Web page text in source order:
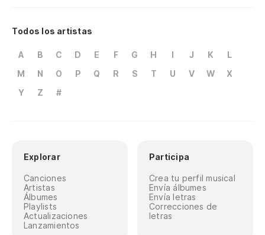
Todos los artistas
A B C D E F G H I J K
L
M
N O P Q R S T U V W
X
Y
Z #
Explorar
Canciones
Artistas
Álbumes
Playlists
Actualizaciones
Lanzamientos
Participa
Crea tu perfil musical
Envía álbumes
Envía letras
Correcciones de
letras